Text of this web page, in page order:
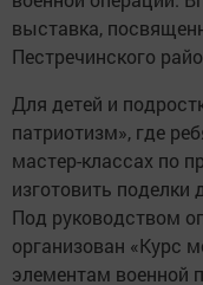
выставка,
Пестречинского
Для детей и
патриотизм», где
мастер-классах по
изготовить
Под руководством
организован «Курс
элементам военной